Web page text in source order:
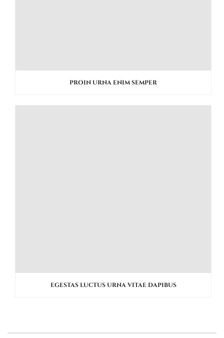
PROIN URNA ENIM SEMPER
EGESTAS LUCTUS URNA VITAE DAPIBUS